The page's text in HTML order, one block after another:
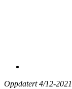
Oppdatert 4/12-2021